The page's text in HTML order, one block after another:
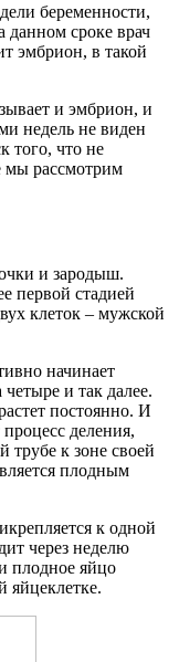
беременности,
данном сроке врач
эмбрион, в такой
и эмбрион, и
недель не виден
того, что не
мы рассмотрим
и зародыш.
первой стадией
клеток – мужской
начинает
и так далее.
постоянно. И
деления,
трубе к зоне своей
плодным
к одной
через неделю
плодное яйцо
яйцеклетке.